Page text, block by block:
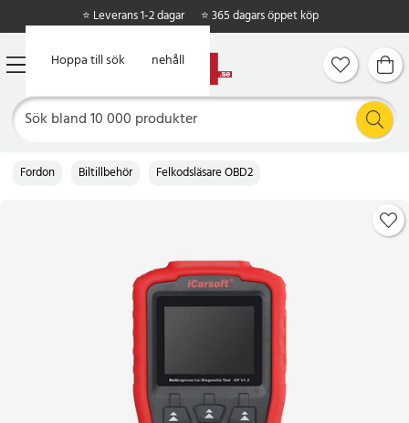
Hoppa till huvudinnehåll
Hoppa till sök
⭐ Leverans 1-2 dagar ⭐ 365 dagars öppet köp
Fordon Biltillbehör Felkodsläsare OBD2